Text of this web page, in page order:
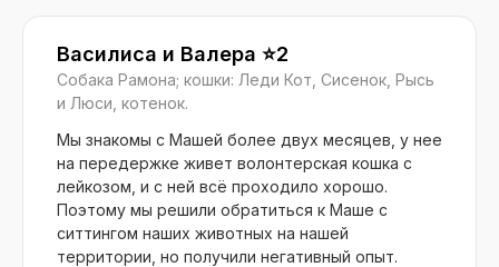
Василиса и Валера ⭐️2
Собака Рамона; кошки: Леди Кот, Сисенок, Рысь
и Люси, котенок.
Мы знакомы с Машей более двух месяцев, у нее
на передержке живет волонтерская кошка с
лейкозом, и с ней всё проходило хорошо.
Поэтому мы решили обратиться к Маше с
ситтингом наших животных на нашей
территории, но получили негативный опыт.